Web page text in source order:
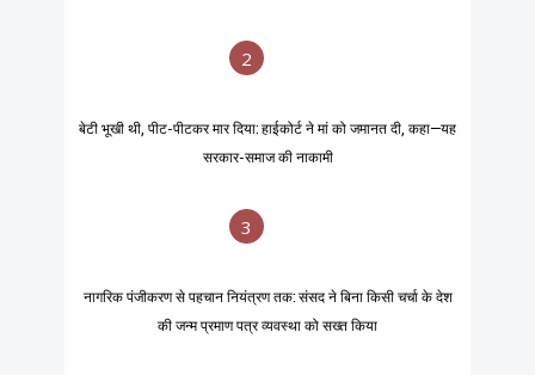
2
बेटी भूखी थी, पीट-पीटकर मार दिया: हाईकोर्ट ने मां को जमानत दी, कहा—यह
सरकार-समाज की नाकामी
3
नागरिक पंजीकरण से पहचान नियंत्रण तक: संसद ने बिना किसी चर्चा के देश
की जन्म प्रमाण पत्र व्यवस्था को सख्त किया